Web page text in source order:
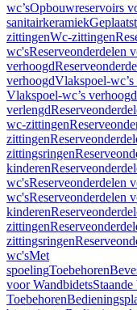
wc’sOpbouwreservoirs
sanitairkeramiekGeplaatst
zittingenWc-zittingen
wc'sReserveonderdelen
verhoogd
verhoogdVlakspoel-
Vlakspoel-wc’s verhoogd
verlengd
wc-zittingen
zittingen
zittingsringen
kinderen
wc'sReserveonderdelen
wc'sReserveonderdelen
kinderen
zittingen
zittingsringen
wc'sMet
spoelingToebehoren
voor WandbidetsStaande
Toebehoren